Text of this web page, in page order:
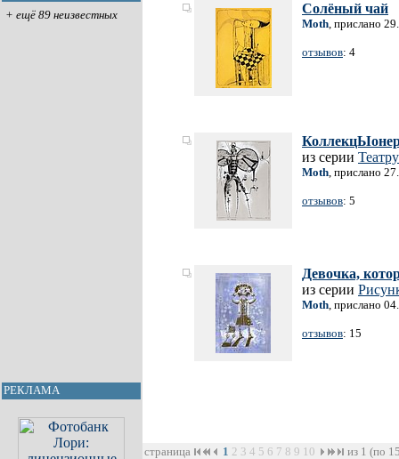
+ ещё 89 неизвестных
РЕКЛАМА
Солёный чай
Moth, прислано
отзывов: 4
из серии
Moth, прислано
отзывов: 5
Девочка,
из серии
Moth, прислано
отзывов: 15
страница 1 2 3 4 5 6 7 8 9 10 из 1 (по